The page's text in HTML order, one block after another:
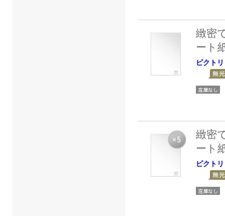
緻密
ート
ピクト
緻密
ート
ピクト